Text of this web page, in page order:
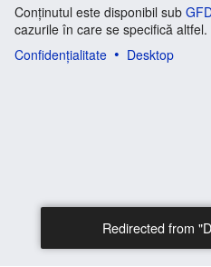
Redirected from
Conținutul este disponibil sub
cazurile în care se specifică altfel.
Confidențialitate
Desktop